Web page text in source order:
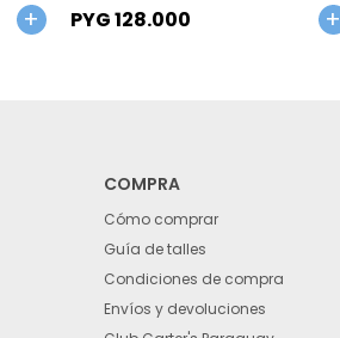
PYG128.000
COMPRA
Cómo comprar
Guía de talles
Condiciones de compra
Envíos y devoluciones